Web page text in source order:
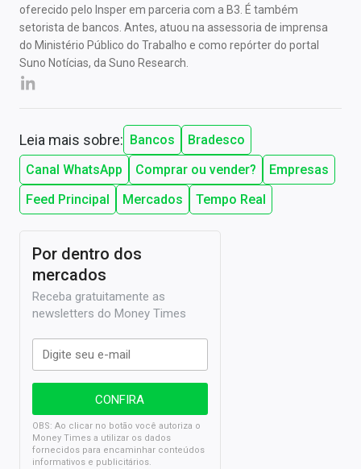
oferecido pelo Insper em parceria com a B3. É também
setorista de bancos. Antes, atuou na assessoria de imprensa
do Ministério Público do Trabalho e como repórter do portal
Suno Notícias, da Suno Research.
Leia mais sobre: Bancos
Bradesco
Canal WhatsApp
Comprar ou vender?
Empresas
Feed Principal
Mercados Tempo Real
Por dentro dos
mercados
Receba gratuitamente as
newsletters do Money Times
OBS: Ao clicar no botão você autoriza o
Money Times a utilizar os dados
fornecidos para encaminhar conteúdos
informativos e publicitários.